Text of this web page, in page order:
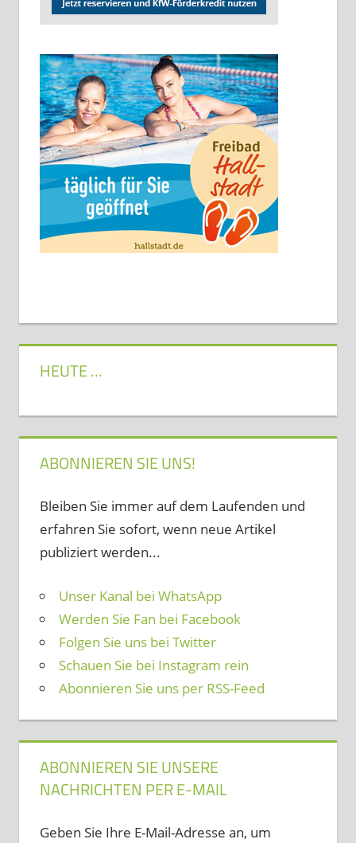
HEUTE …
ABONNIEREN SIE UNS!
Bleiben Sie immer auf dem Laufenden und
erfahren Sie sofort, wenn neue Artikel
publiziert werden...
Unser Kanal bei WhatsApp
Werden Sie Fan bei Facebook
Folgen Sie uns bei Twitter
Schauen Sie bei Instagram rein
Abonnieren Sie uns per RSS-Feed
ABONNIEREN SIE UNSERE
NACHRICHTEN PER E-MAIL
Geben Sie Ihre E-Mail-Adresse an, um